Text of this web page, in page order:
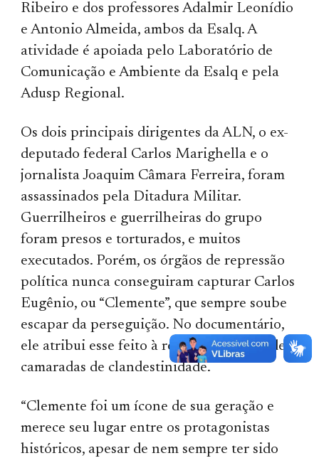
Ribeiro e dos professores Adalmir Leonídio
e Antonio Almeida, ambos da Esalq. A
atividade é apoiada pelo Laboratório de
Comunicação e Ambiente da Esalq e pela
Adusp Regional.
Os dois principais dirigentes da ALN, o ex-
deputado federal Carlos Marighella e o
jornalista Joaquim Câmara Ferreira, foram
assassinados pela Ditadura Militar.
Guerrilheiros e guerrilheiras do grupo
foram presos e torturados, e muitos
executados. Porém, os órgãos de repressão
política nunca conseguiram capturar Carlos
Eugênio, ou “Clemente”, que sempre soube
escapar da perseguição. No documentário,
ele atribui esse feito à rede de proteção de
camaradas de clandestinidade.
“Clemente foi um ícone de sua geração e
merece seu lugar entre os protagonistas
históricos, apesar de nem sempre ter sido